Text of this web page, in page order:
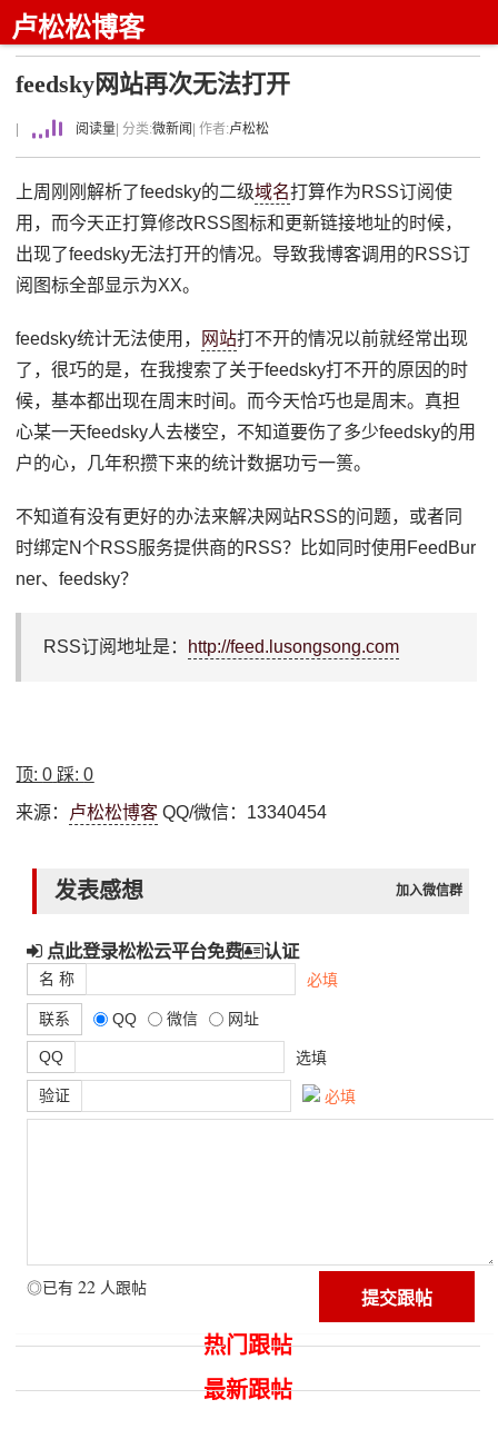
卢松松博客
feedsky网站再次无法打开
阅读量 | 分类:微新闻 | 作者:卢松松
上周刚刚解析了feedsky的二级域名打算作为RSS订阅使
用，而今天正打算修改RSS图标和更新链接地址的时候，
出现了feedsky无法打开的情况。导致我博客调用的RSS订
阅图标全部显示为XX。
feedsky统计无法使用， 网站打不开的情况以前就经常出现
了，很巧的是，在我搜索了关于feedsky打不开的原因的时
候，基本都出现在周末时间。而今天恰巧也是周末。真担
心某一天feedsky人去楼空，不知道要伤了多少feedsky的用
户的心，几年积攒下来的统计数据功亏一篑。
不知道有没有更好的办法来解决网站RSS的问题，或者同
时绑定N个RSS服务提供商的RSS？比如同时使用FeedBur
ner、feedsky？
RSS订阅地址是： http://feed.lusongsong.com
顶:0 踩:0
来源： 卢松松博客 QQ/微信：13340454
发表感想 加入微信群
点此登录松松云平台免费 认证
名 称 必填
联系 QQ 微信 网址
QQ 选填
验证 必填
◎已有 22 人跟帖
热门跟帖
最新跟帖